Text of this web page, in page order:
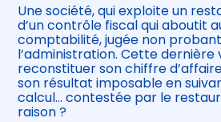
Être prêt pour la facturation
électronique
Une société, qui exploite un
d’un contrôle fiscal qui aboutit
comptabilité, jugée non
l’administration. Cette dernière
reconstituer son chiffre
son résultat imposable en
calcul… contestée par le
raison ?